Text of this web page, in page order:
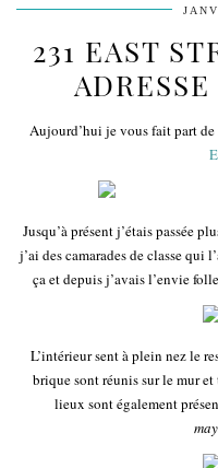
231 EAST
Aujourd’hui je vous fait part
Jusqu’à présent j’étais passée
j’ai des camarades de classe qui
ça et depuis j’avais l’envie
L’intérieur sent à plein nez le
brique sont réunis sur le mur
lieux sont également